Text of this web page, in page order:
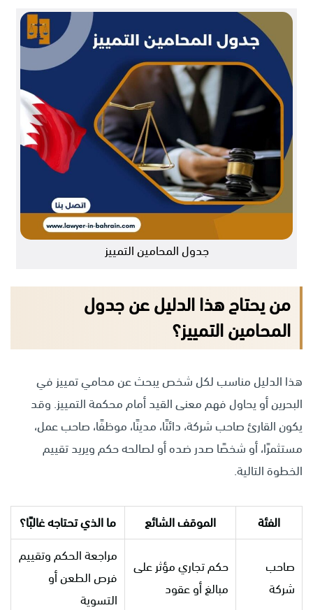
جدول المحامين التمييز
من يحتاج هذا الدليل عن جدول
المحامين التمييز؟
هذا الدليل مناسب لكل شخص يبحث عن محامي تمييز في
البحرين أو يحاول فهم معنى القيد أمام محكمة التمييز. وقد
يكون القارئ صاحب شركة، دائنًا، مدينًا، موظفًا، صاحب عمل،
مستثمرًا، أو شخصًا صدر ضده أو لصالحه حكم ويريد تقييم
الخطوة التالية.
الفئة الموقف الشائع ما الذي تحتاجه غالبًا؟
صاحب
شركة
حكم تجاري مؤثر على
مبالغ أو عقود
مراجعة الحكم وتقييم
فرص الطعن أو
التسوية